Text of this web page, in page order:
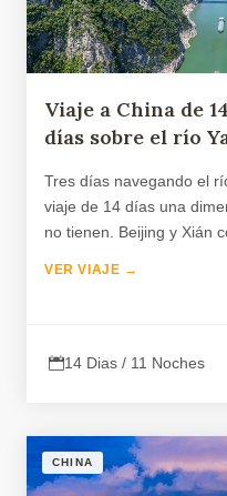
Viaje a China de
días sobre el río
Tres días navegando el
viaje de 14 días una
no tienen. Beijing y Xián
VER VIAJE →
14 Dias / 11 Noches
CHINA